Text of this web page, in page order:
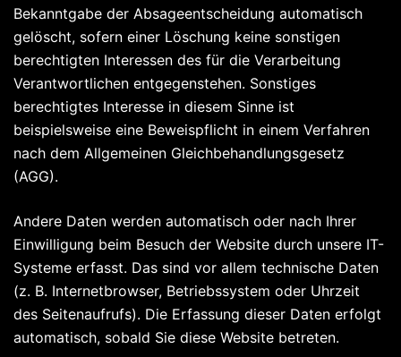
Bekanntgabe der Absageentscheidung automatisch
gelöscht, sofern einer Löschung keine sonstigen
berechtigten Interessen des für die Verarbeitung
Verantwortlichen entgegenstehen. Sonstiges
berechtigtes Interesse in diesem Sinne ist
beispielsweise eine Beweispflicht in einem Verfahren
nach dem Allgemeinen Gleichbehandlungsgesetz
(AGG).
Andere Daten werden automatisch oder nach Ihrer
Einwilligung beim Besuch der Website durch unsere IT-
Systeme erfasst. Das sind vor allem technische Daten
(z. B. Internetbrowser, Betriebssystem oder Uhrzeit
des Seitenaufrufs). Die Erfassung dieser Daten erfolgt
automatisch, sobald Sie diese Website betreten.